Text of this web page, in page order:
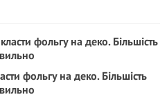
фольгу на деко. Більшість